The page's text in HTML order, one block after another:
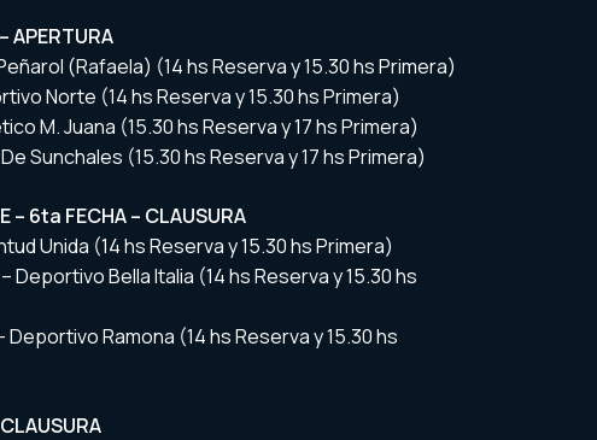
APERTURA
(Rafaela) (14 hs Reserva y 15.30 hs Primera)
Norte (14 hs Reserva y 15.30 hs Primera)
M. Juana (15.30 hs Reserva y 17 hs Primera)
Sunchales (15.30 hs Reserva y 17 hs Primera)
– 6ta FECHA – CLAUSURA
Unida (14 hs Reserva y 15.30 hs Primera)
Deportivo Bella Italia (14 hs Reserva y 15.30 hs
Ramona (14 hs Reserva y 15.30 hs